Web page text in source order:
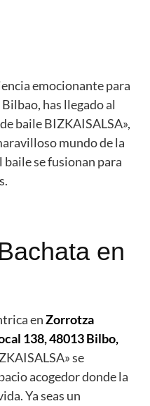
emocionante para
has llegado al
baile BIZKAISALSA»,
mundo de la
baile se fusionan para
en
enZorrotza
138, 48013 Bilbo,
se
acogedor donde la
Ya seas un